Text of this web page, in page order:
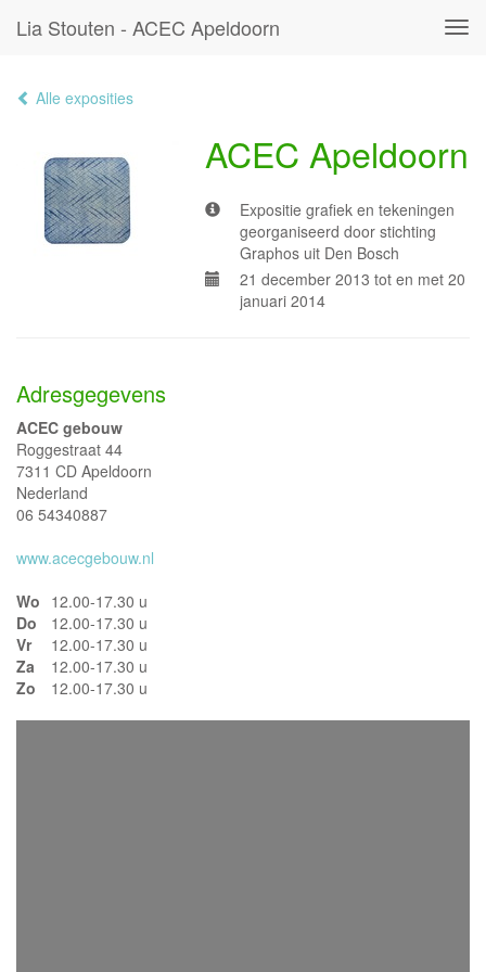
Lia Stouten - ACEC Apeldoorn
Alle exposities
ACEC Apeldoorn
Expositie grafiek en tekeningen
georganiseerd door stichting
Graphos uit Den Bosch
21 december 2013 tot en met 20
januari 2014
Adresgegevens
ACEC gebouw
Roggestraat 44
7311 CD Apeldoorn
Nederland
06 54340887
www.acecgebouw.nl
Wo 12.00-17.30 u
Do
12.00-17.30 u
Vr
12.00-17.30 u
Za
12.00-17.30 u
Zo
12.00-17.30 u